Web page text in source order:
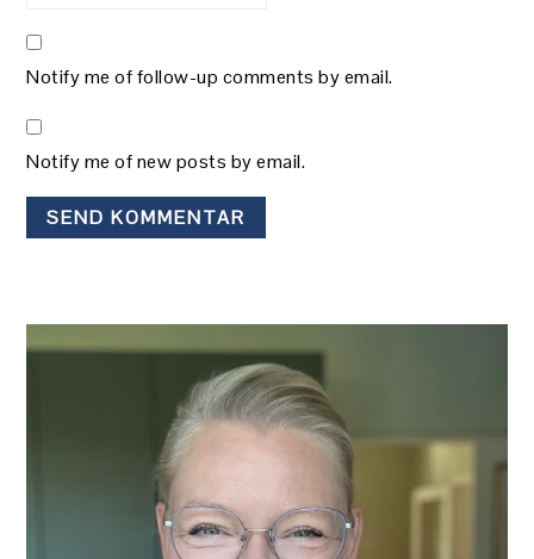
Notify me of follow-up comments by email.
Notify me of new posts by email.
PRIMÆR